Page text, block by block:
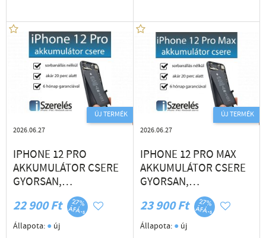
ÚJ TERMÉK
2026.06.27
IPHONE 12 PRO
AKKUMULÁTOR CSERE
GYORSAN,
SZAKSZERŰEN
(ISZERELÉS.HU)
22 900 Ft
Állapota: ● új
ÚJ TERMÉK
2026.06.27
IPHONE 12 PRO MAX
AKKUMULÁTOR CSERE
GYORSAN,
SZAKSZERŰEN
(ISZERELÉS.HU)
23 900 Ft
Állapota: ●új